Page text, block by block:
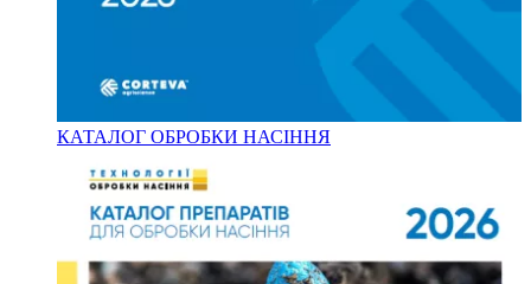
КАТАЛОГ ОБРОБКИ НАСІННЯ